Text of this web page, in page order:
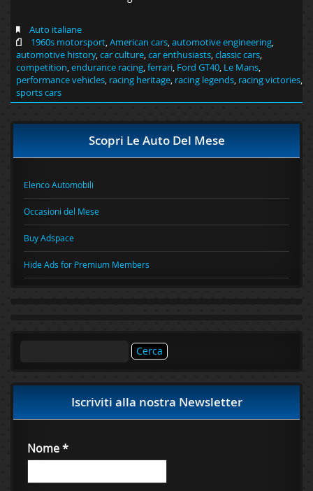
Auto italiane
1960s motorsport American cars automotive engineering
automotive history, car culture car enthusiasts classic cars
competition endurance racing ferrari Ford GT40 Le Mans
performance vehicles racing heritage racing legends racing victories
sports cars
Scopri Le Auto Del Mese
Elenco Automobili
Occasioni del Mese
Buy Adspace
Hide Ads for Premium Members
Iscriviti alla nostra Newsletter
Nome*